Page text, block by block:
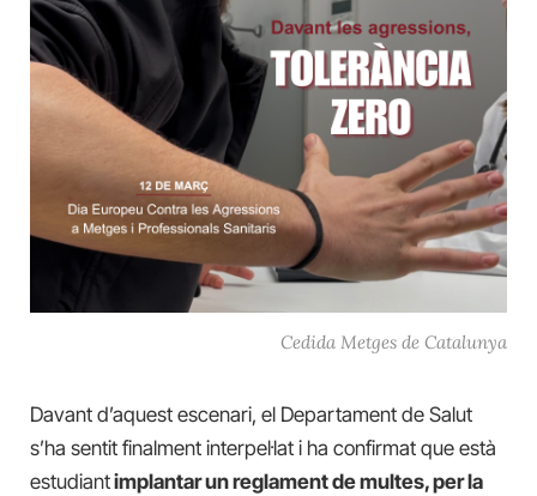
Cedida Metges de Catalunya
Davant d’aquest escenari, el Departament de Salut
s’ha sentit finalment interpel·lat i ha confirmat que està
estudiantimplantar un reglament de multes, per la